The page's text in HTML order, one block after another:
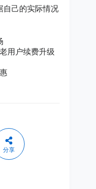
自己的实际情况
用户续费升级
分享